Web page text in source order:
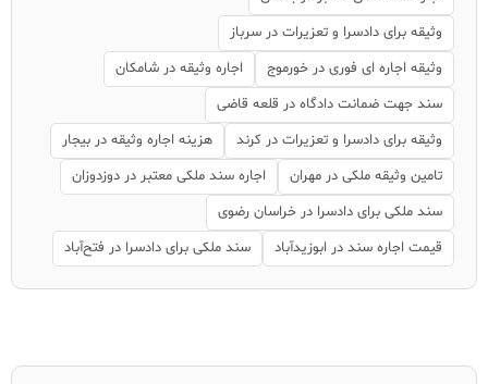
وثیقه برای دادسرا و تعزیرات در سرباز
وثیقه اجاره ای فوری در خورموج
اجاره وثیقه در شامکان
سند جهت ضمانت دادگاه در قلعه قاضی
وثیقه برای دادسرا و تعزیرات در کرند
هزینه اجاره وثیقه در بیجار
تامین وثیقه ملکی در مهران
اجاره سند ملکی معتبر در دوزدوزان
سند ملکی برای دادسرا در خراسان رضوی
قیمت اجاره سند در ابوزیدآباد
سند ملکی برای دادسرا در فتح‌آباد